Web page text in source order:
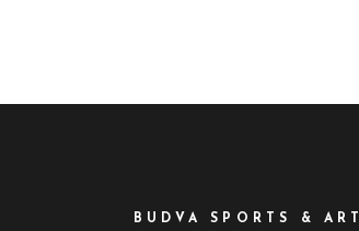
BUDVA SPORTS & ART